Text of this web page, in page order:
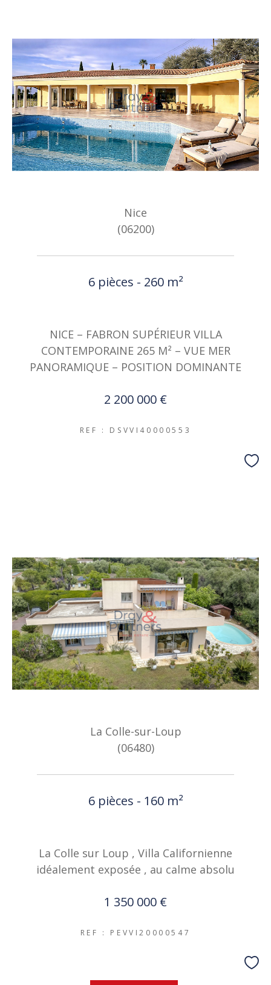
Nice
(06200)
6 pièces - 260 m²
NICE – FABRON SUPÉRIEUR VILLA
CONTEMPORAINE 265 M² – VUE MER
PANORAMIQUE – POSITION DOMINANTE
2 200 000 €
REF : DSVVI40000553
La Colle-sur-Loup
(06480)
6 pièces - 160 m²
La Colle sur Loup , Villa Californienne
idéalement exposée , au calme absolu
1 350 000 €
REF : PEVVI20000547